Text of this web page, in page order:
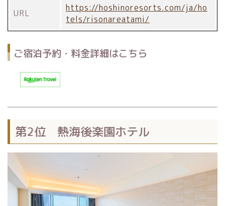
URL
https://hoshinoresorts.com/ja/ho
tels/risonareatami/
ご宿泊予約・料金詳細はこちら
第2位 熱海後楽園ホテル